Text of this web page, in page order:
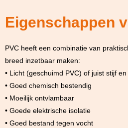
Eigenschappen
PVC heeft een combinatie van
breed inzetbaar maken:
• Licht (geschuimd PVC) of juist stijf
• Goed chemisch bestendig
• Moeilijk ontvlambaar
• Goede elektrische isolatie
• Goed bestand tegen vocht